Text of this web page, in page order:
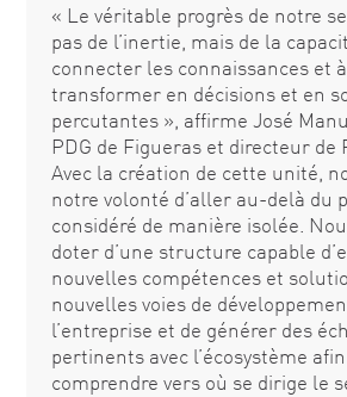
« Le véritable progrès de notre
pas de l’inertie, mais de la
connecter les connaissances et
transformer en décisions et en
percutantes », affirme José
PDG de Figueras et directeur de
Avec la création de cette unité,
notre volonté d’aller au-delà du
considéré de manière isolée.
doter d’une structure capable
nouvelles compétences et
nouvelles voies de
l’entreprise et de générer des
pertinents avec l’écosystème
comprendre vers où se dirige le